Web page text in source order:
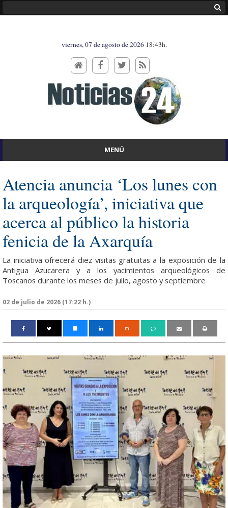
viernes, 07 de agosto de 2026 18:43h.
MENÚ
Atencia anuncia ‘Los lunes con
la arqueología’, iniciativa que
acerca al público la historia
fenicia de la Axarquía
La iniciativa ofrecerá diez visitas gratuitas a la exposición de la
Antigua Azucarera y a los yacimientos arqueológicos de
Toscanos durante los meses de julio, agosto y septiembre
02 de julio de 2026 (17:22 h.)
m